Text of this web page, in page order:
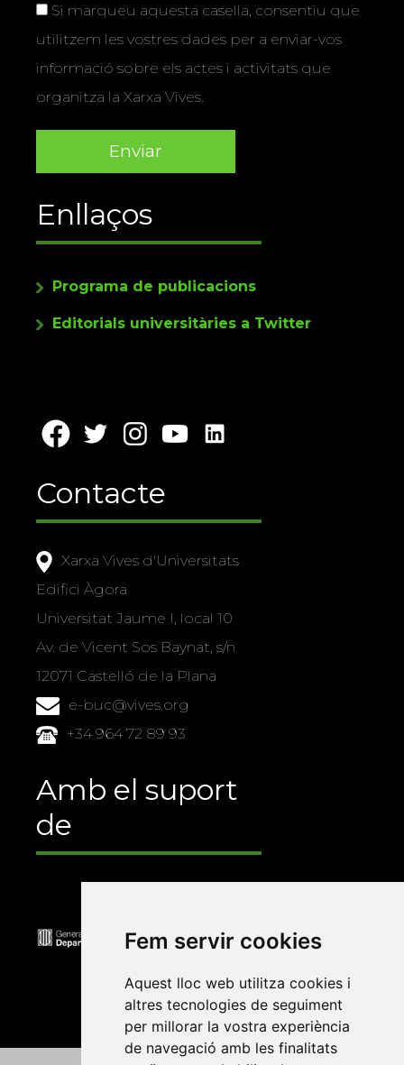
Fem servir cookies
Aquest lloc web utilitza cookies i
altres tecnologies de seguiment
per millorar la vostra experiència
de navegació amb les finalitats
Si marqueu aquesta casella, consentiu que
utilitzem les vostres dades per a enviar-vos
informació sobre els actes i activitats que
organitza la Xarxa Vives.
Enllaços
Programa de publicacions
Editorials universitàries a Twitter
Contacte
Xarxa Vives d'Universitats
Edifici Àgora
Universitat Jaume I, local 10
Av. de Vicent Sos Baynat, s/n
12071 Castelló de la Plana
e-buc@vives.org
+34 964 72 89 93
Amb el suport
de